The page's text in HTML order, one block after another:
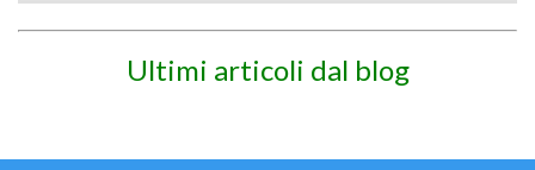
Ultimi articoli dal blog